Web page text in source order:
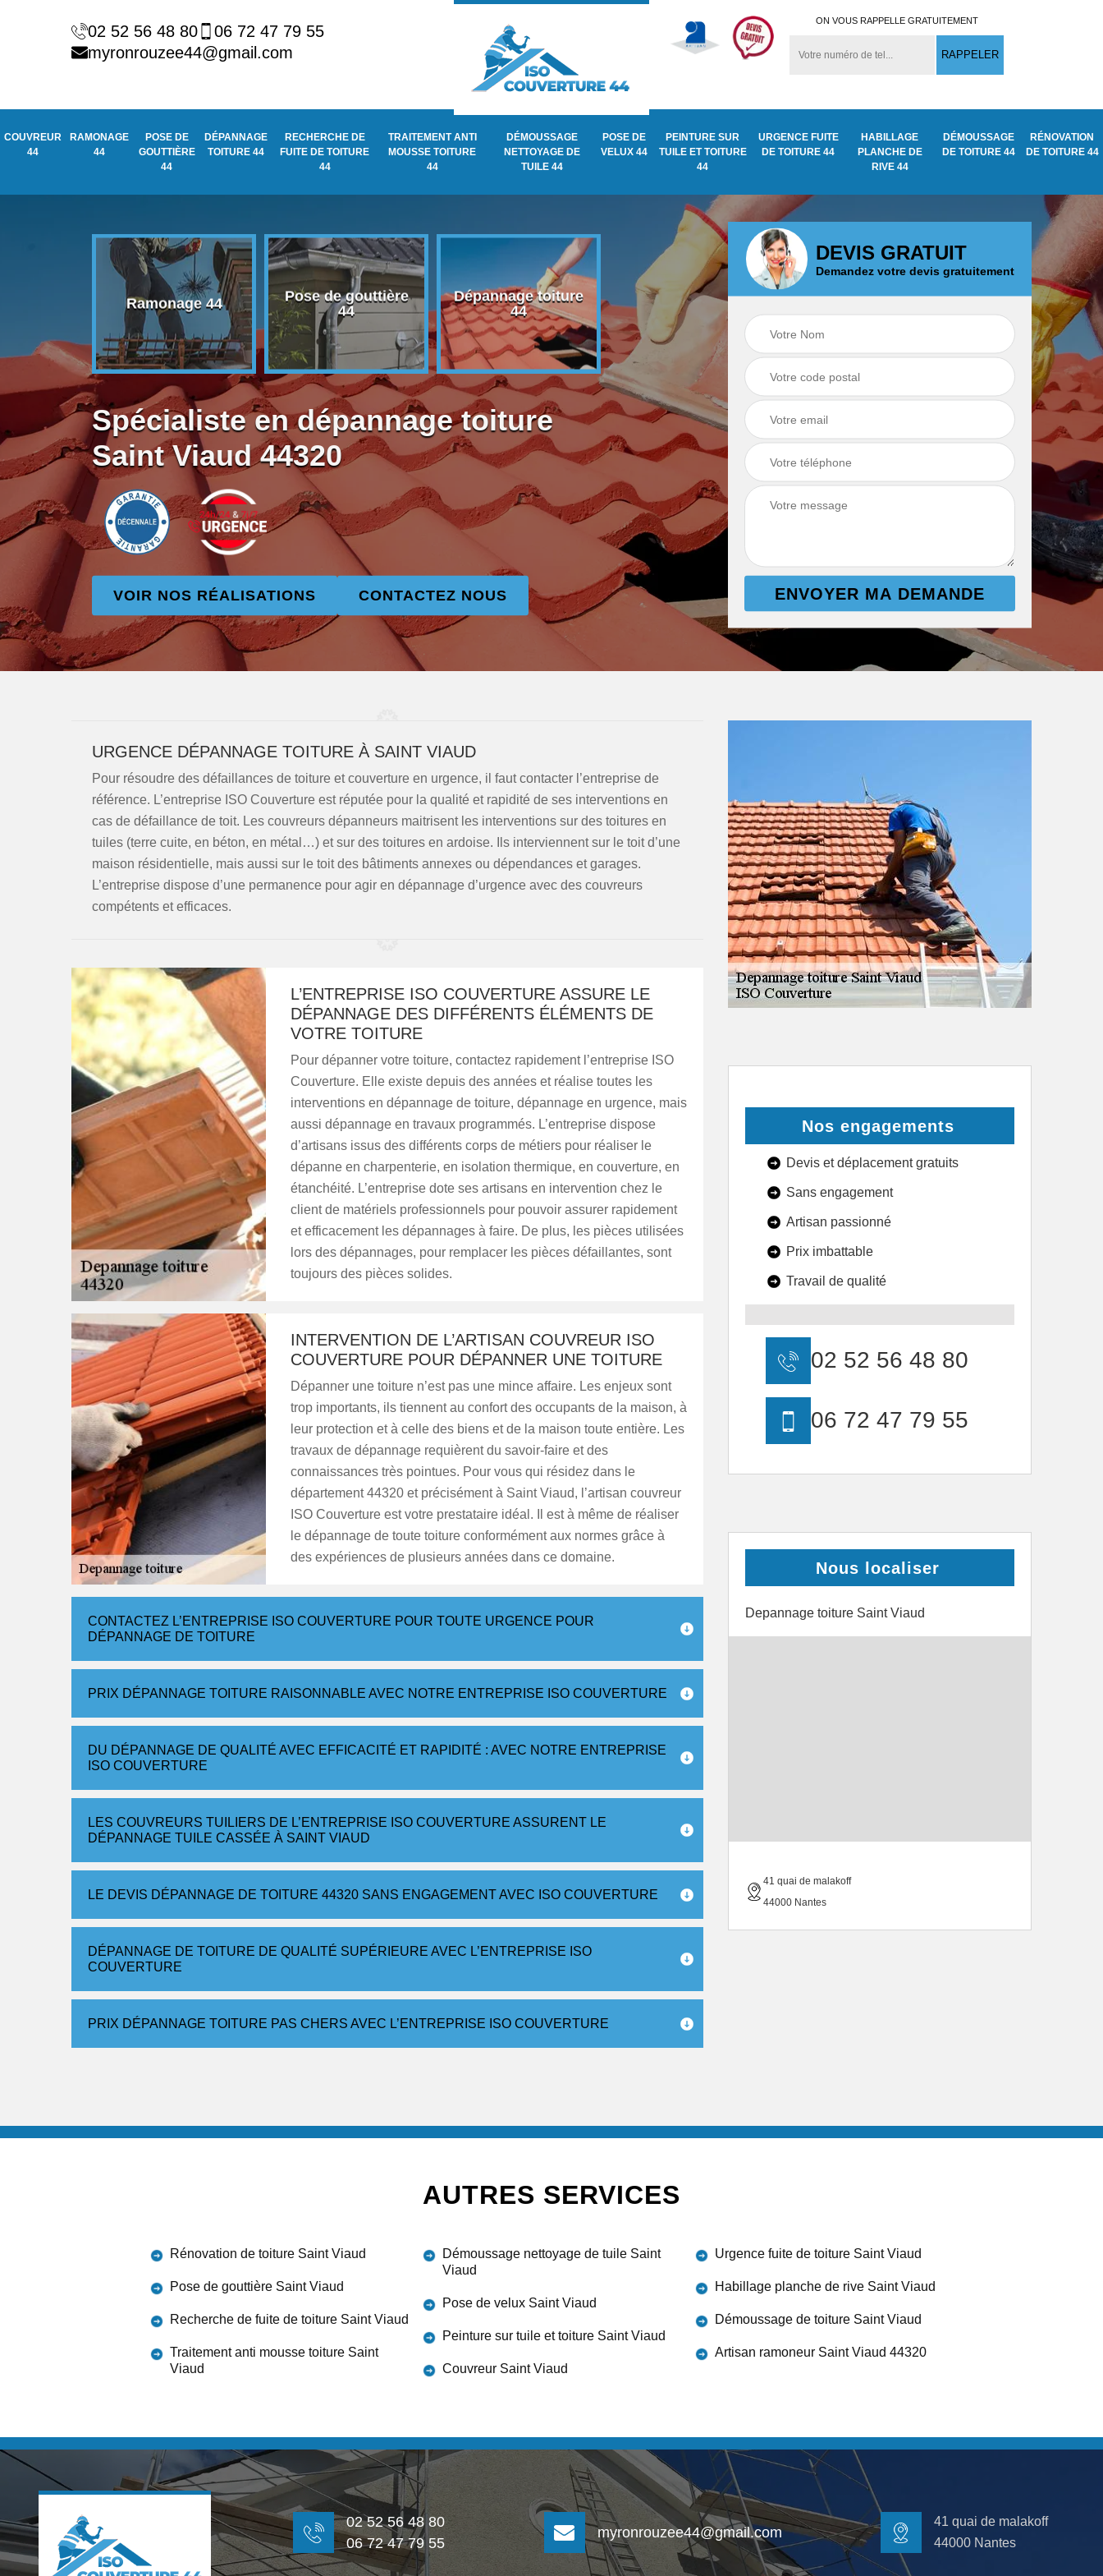
02 52 56 48 80
06 72 47 79 55
myronrouzee44@gmail.com
ON VOUS RAPPELLE GRATUITEMENT
COUVREUR
44
RAMONAGE
44
POSE DE
GOUTTIÈRE
44
DÉPANNAGE
TOITURE 44
RECHERCHE DE
FUITE DE TOITURE
44
TRAITEMENT ANTI
MOUSSE TOITURE
44
DÉMOUSSAGE
NETTOYAGE DE
TUILE 44
POSE DE
VELUX 44
PEINTURE SUR
TUILE ET TOITURE
44
URGENCE FUITE
DE TOITURE 44
HABILLAGE
PLANCHE DE
RIVE 44
DÉMOUSSAGE
DE TOITURE 44
RÉNOVATION
DE TOITURE 44
Ramonage 44
Pose de gouttière
44
Dépannage toiture
44
Recherche de fuite
de toiture 44
Traitement anti
Démoussage
nettoyage de tuile
44
Spécialiste en dépannage toiture
Saint Viaud 44320
VOIR NOS RÉALISATIONS CONTACTEZ NOUS
DEVIS GRATUIT
Demandez votre devis gratuitement
URGENCE DÉPANNAGE TOITURE À SAINT VIAUD
Pour résoudre des défaillances de toiture et couverture en urgence, il faut contacter l’entreprise de
référence. L’entreprise ISO Couverture est réputée pour la qualité et rapidité de ses interventions en
cas de défaillance de toit. Les couvreurs dépanneurs maitrisent les interventions sur des toitures en
tuiles (terre cuite, en béton, en métal…) et sur des toitures en ardoise. Ils interviennent sur le toit d’une
maison résidentielle, mais aussi sur le toit des bâtiments annexes ou dépendances et garages.
L’entreprise dispose d’une permanence pour agir en dépannage d’urgence avec des couvreurs
compétents et efficaces.
L’ENTREPRISE ISO COUVERTURE ASSURE LE
DÉPANNAGE DES DIFFÉRENTS ÉLÉMENTS DE
VOTRE TOITURE
Pour dépanner votre toiture, contactez rapidement l’entreprise ISO
Couverture. Elle existe depuis des années et réalise toutes les
interventions en dépannage de toiture, dépannage en urgence, mais
aussi dépannage en travaux programmés. L’entreprise dispose
d’artisans issus des différents corps de métiers pour réaliser le
dépanne en charpenterie, en isolation thermique, en couverture, en
étanchéité. L’entreprise dote ses artisans en intervention chez le
client de matériels professionnels pour pouvoir assurer rapidement
et efficacement les dépannages à faire. De plus, les pièces utilisées
lors des dépannages, pour remplacer les pièces défaillantes, sont
toujours des pièces solides.
INTERVENTION DE L’ARTISAN COUVREUR ISO
COUVERTURE POUR DÉPANNER UNE TOITURE
Dépanner une toiture n’est pas une mince affaire. Les enjeux sont
trop importants, ils tiennent au confort des occupants de la maison, à
leur protection et à celle des biens et de la maison toute entière. Les
travaux de dépannage requièrent du savoir-faire et des
connaissances très pointues. Pour vous qui résidez dans le
département 44320 et précisément à Saint Viaud, l’artisan couvreur
ISO Couverture est votre prestataire idéal. Il est à même de réaliser
le dépannage de toute toiture conformément aux normes grâce à
des expériences de plusieurs années dans ce domaine.
CONTACTEZ L’ENTREPRISE ISO COUVERTURE POUR TOUTE URGENCE POUR
DÉPANNAGE DE TOITURE
PRIX DÉPANNAGE TOITURE RAISONNABLE AVEC NOTRE ENTREPRISE ISO COUVERTURE
DU DÉPANNAGE DE QUALITÉ AVEC EFFICACITÉ ET RAPIDITÉ : AVEC NOTRE ENTREPRISE
ISO COUVERTURE
LES COUVREURS TUILIERS DE L’ENTREPRISE ISO COUVERTURE ASSURENT LE
DÉPANNAGE TUILE CASSÉE À SAINT VIAUD
LE DEVIS DÉPANNAGE DE TOITURE 44320 SANS ENGAGEMENT AVEC ISO COUVERTURE
DÉPANNAGE DE TOITURE DE QUALITÉ SUPÉRIEURE AVEC L’ENTREPRISE ISO
COUVERTURE
PRIX DÉPANNAGE TOITURE PAS CHERS AVEC L’ENTREPRISE ISO COUVERTURE
Nos engagements
Devis et déplacement gratuits
Sans engagement
Artisan passionné
Prix imbattable
Travail de qualité
02 52 56 48 80
06 72 47 79 55
Nous localiser
Depannage toiture Saint Viaud
41 quai de malakoff
44000 Nantes
AUTRES SERVICES
Rénovation de toiture Saint Viaud
Pose de gouttière Saint Viaud
Recherche de fuite de toiture Saint Viaud
Traitement anti mousse toiture Saint
Viaud
Démoussage nettoyage de tuile Saint
Viaud
Pose de velux Saint Viaud
Peinture sur tuile et toiture Saint Viaud
Couvreur Saint Viaud
Urgence fuite de toiture Saint Viaud
Habillage planche de rive Saint Viaud
Démoussage de toiture Saint Viaud
Artisan ramoneur Saint Viaud 44320
02 52 56 48 80
06 72 47 79 55
myronrouzee44@gmail.com
41 quai de malakoff
44000 Nantes